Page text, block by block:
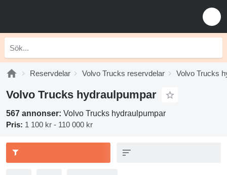
Reservdelar Volvo Trucks reservdelar Volvo Trucks
Volvo Trucks hydraulpumpar
567 annonser: Volvo Trucks hydraulpumpar
Pris: 1 100 kr - 110 000 kr